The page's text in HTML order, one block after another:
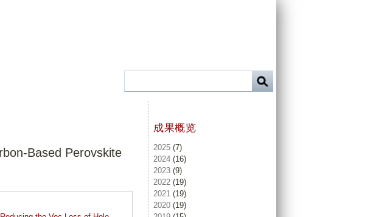
Based Perovskite
成果概览
2025 (7)
2024 (16)
2023 (9)
2022 (19)
2021 (19)
2020 (19)